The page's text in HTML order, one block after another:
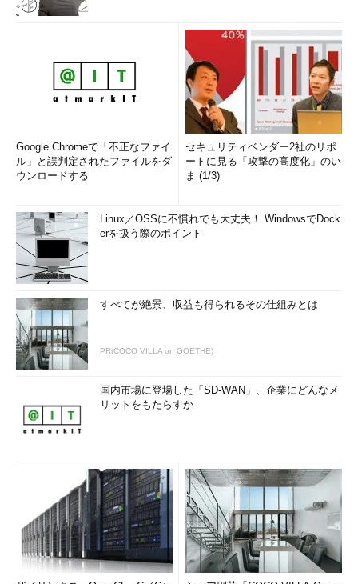
Google Chromeで「不正なファイ
ル」と誤判定されたファイルをダ
ウンロードする
セキュリティベンダー2社のリポ
ートに見る「攻撃の高度化」のい
ま (1/3)
Linux／OSSに不慣れでも大丈夫！ WindowsでDock
erを扱う際のポイント
すべてが絶景、収益も得られるその仕組みとは
PR(COCO VILLA on GOETHE)
国内市場に登場した「SD-WAN」、企業にどんなメ
リットをもたらすか